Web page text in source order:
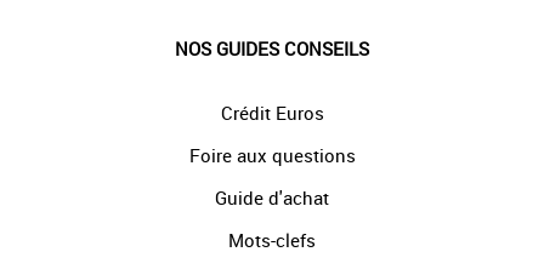
NOS GUIDES CONSEILS
Crédit Euros
Foire aux questions
Guide d'achat
Mots-clefs